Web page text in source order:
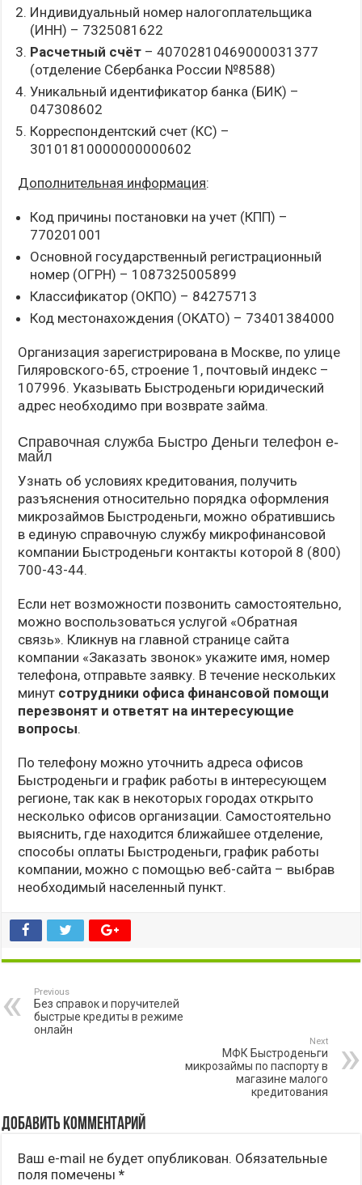
Индивидуальный номер налогоплательщика
(ИНН) – 7325081622
Расчетный счёт – 40702810469000031377
(отделение Сбербанка России №8588)
Уникальный идентификатор банка (БИК) –
047308602
Корреспондентский счет (КС) –
30101810000000000602
Дополнительная информация:
Код причины постановки на учет (КПП) –
770201001
Основной государственный регистрационный
номер (ОГРН) – 1087325005899
Классификатор (ОКПО) – 84275713
Код местонахождения (ОКАТО) – 73401384000
Организация зарегистрирована в Москве, по улице
Гиляровского-65, строение 1, почтовый индекс –
107996. Указывать Быстроденьги юридический
адрес необходимо при возврате займа.
Справочная служба Быстро Деньги телефон е-
майл
Узнать об условиях кредитования, получить
разъяснения относительно порядка оформления
микрозаймов Быстроденьги, можно обратившись
в единую справочную службу микрофинансовой
компании Быстроденьги контакты которой 8 (800)
700-43-44.
Если нет возможности позвонить самостоятельно,
можно воспользоваться услугой «Обратная
связь». Кликнув на главной странице сайта
компании «Заказать звонок» укажите имя, номер
телефона, отправьте заявку. В течение нескольких
минут сотрудники офиса финансовой помощи
перезвонят и ответят на интересующие
вопросы.
По телефону можно уточнить адреса офисов
Быстроденьги и график работы в интересующем
регионе, так как в некоторых городах открыто
несколько офисов организации. Самостоятельно
выяснить, где находится ближайшее отделение,
способы оплаты Быстроденьги, график работы
компании, можно с помощью веб-сайта – выбрав
необходимый населенный пункт.
Previous
Без справок и поручителей
быстрые кредиты в режиме
онлайн
Next
МФК Быстроденьги
микрозаймы по паспорту в
магазине малого
кредитования
Добавить комментарий
Ваш e-mail не будет опубликован. Обязательные
поля помечены*